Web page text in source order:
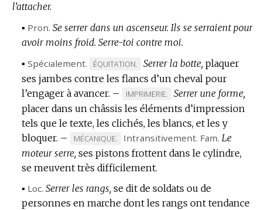
l’attacher.
▪ Pron. Se serrer dans un ascenseur. Ils se serraient pour
avoir moins froid. Serre-toi contre moi.
▪ Spécialement.
MARQUE
DE
DOMAINE
:
ÉQUITATION. Serrer la botte, plaquer
ses jambes contre les flancs d’un cheval pour
l’engager à avancer. –
MARQUE
DE
DOMAINE
:
IMPRIMERIE.
Serrer une forme,
placer dans un châssis les éléments d’impression
tels que le texte, les clichés, les blancs, et les y
bloquer. –
MARQUE
DE
DOMAINE
:
MÉCANIQUE. Intransitivement. Fam. Le
moteur serre, ses pistons frottent dans le cylindre,
se meuvent très difficilement.
▪ Loc. Serrer les rangs, se dit de soldats ou de
personnes en marche dont les rangs ont tendance